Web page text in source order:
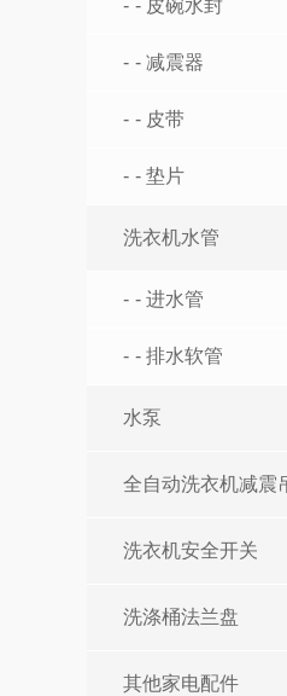
- 皮碗水封
- 减震器
- 皮带
- 垫片
洗衣机水管
- 进水管
- 排水软管
水泵
全自动洗衣机减震
洗衣机安全开关
洗涤桶法兰盘
其他家电配件